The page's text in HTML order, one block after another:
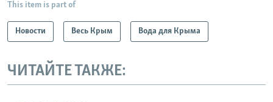
This item is part of
Новости Весь Крым Вода для Крыма
ЧИТАЙТЕ ТАКЖЕ: